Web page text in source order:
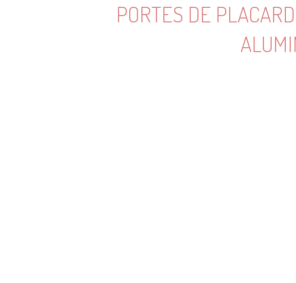
PORTES DE